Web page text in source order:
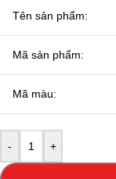
Tên sản phẩm:
Mã sản phẩm:
Mã màu:
- +